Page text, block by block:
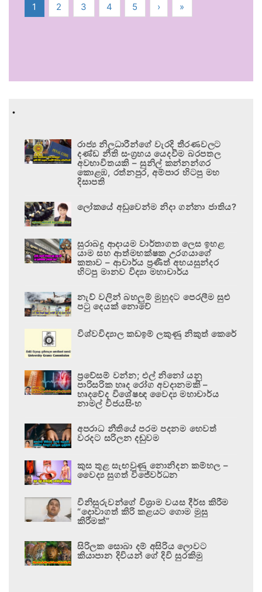
1 2 3 4 5 › »
.
රාජ්‍ය නිලධාරීන්ගේ වැරදි තීරණවලට
දණ්ඩ නීති සංග්‍රහය යෙදවීම බරපතල
අවභාවිතයකි – සුනිල් කන්නන්ගර
කොළඹ, රත්නපුර, අම්පාර හිටපු මහ
දිසාපති
ලෝකයේ අඩුවෙන්ම නිදා ගන්නා ජාතිය?
සුරාබදු ආදායම වාර්තාගත ලෙස ඉහළ
යාම සහ ආත්මභක්ෂක උරගයාගේ
කතාව – ආචාර්ය ප්‍රණීත් අභයසුන්දර
හිටපු මානව විද්‍යා මහාචාර්ය
නැව් වලින් බහලුම් මුහුදට පෙරලීම සුළු
පටු දෙයක් නොවේ
විශ්වවිද්‍යාල කඩඉම් ලකුණු නිකුත් කෙරේ
ප්‍රවේසම් වන්න; එල් නිනෝ යනු
පාරිසරික හෘද රෝග අවදානමකි –
හෘදවේද විශේෂඥ වෛද්‍ය මහාචාර්ය
නාමල් විජයසිංහ
අපරාධ නීතියේ පරම පදනම හෙවත්
වරදට සරිලන දඬුවම
කුස තුළ සැඟවුණු නොනිදන කම්හල –
වෛද්‍ය සුගත් විජේවර්ධන
විනිසුරුවන්ගේ විශ්‍රාම වයස දීර්ඝ කිරීම
“දොවාගත් කිරි කළයට ගොම මුසු
කිරීමක්”
සිරිලක සොබා දම් අසිරිය ලොවට
කියාපාන දිවියන් ගේ දිවි සුරකිමු